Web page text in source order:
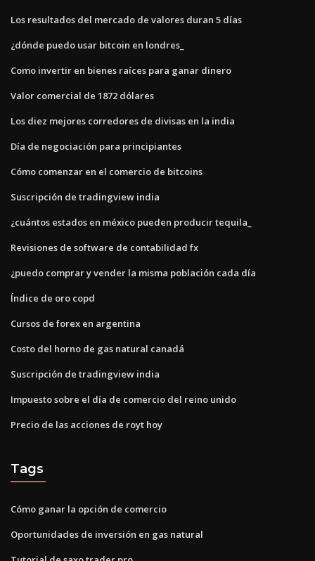
Los resultados del mercado de valores duran 5 días
¿dónde puedo usar bitcoin en londres_
Como invertir en bienes raíces para ganar dinero
Valor comercial de 1872 dólares
Los diez mejores corredores de divisas en la india
Día de negociación para principiantes
Cómo comenzar en el comercio de bitcoins
Suscripción de tradingview india
¿cuántos estados en méxico pueden producir tequila_
Revisiones de software de contabilidad fx
¿puedo comprar y vender la misma población cada día
Índice de oro copd
Cursos de forex en argentina
Costo del horno de gas natural canadá
Suscripción de tradingview india
Impuesto sobre el día de comercio del reino unido
Precio de las acciones de royt hoy
Tags
Cómo ganar la opción de comercio
Oportunidades de inversión en gas natural